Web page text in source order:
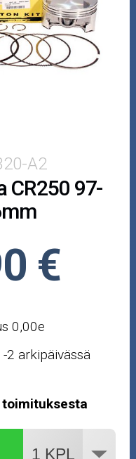
A2
CR250 97-
€
0,00e
2 arkipäivässä
toimituksesta